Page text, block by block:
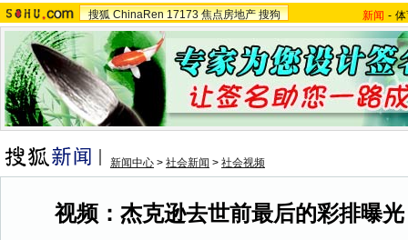
搜狐 ChinaRen 17173 焦点房地产 搜狗 新闻 -
新闻中心 > 社会新闻 > 社会视频
视频：杰克逊去世前最后的彩排曝